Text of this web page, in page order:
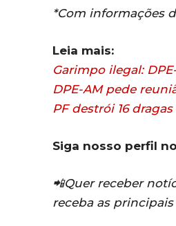
*Com informações
Leia mais:
Garimpo ilegal:
DPE-AM pede
PF destrói 16
Siga nosso perfil no
📲Quer receber
receba as